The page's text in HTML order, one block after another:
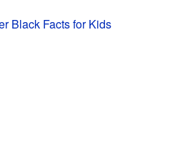
Black Facts for Kids